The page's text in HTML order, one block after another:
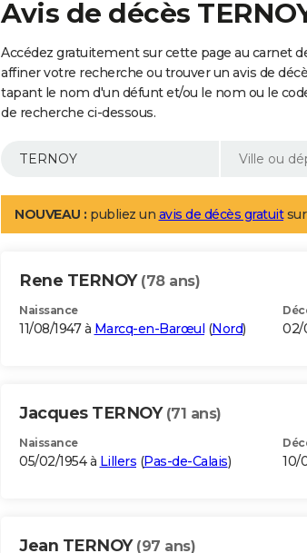
Avis de décès
Accédez gratuitement sur cette page au carnet
affiner votre recherche ou trouver un avis de
tapant le nom d'un défunt et/ou le nom ou le
de recherche ci-dessous.
NOUVEAU : publiez un avis de décès gratuitsur
Rene TERNOY (78 ans)
Naissance
11/08/1947 à Marcq-en-Barœul (Nord) 02/
Jacques TERNOY (71 ans)
Naissance
05/02/1954 à Lillers (Pas-de-Calais) 10/
Jean TERNOY (97 ans)